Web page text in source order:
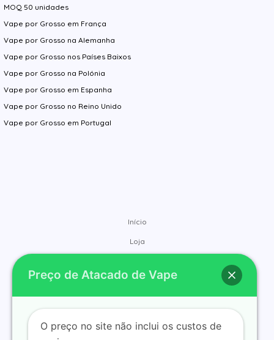
MOQ 50 unidades
Vape por Grosso em França
Vape por Grosso na Alemanha
Vape por Grosso nos Países Baixos
Vape por Grosso na Polónia
Vape por Grosso em Espanha
Vape por Grosso no Reino Unido
Vape por Grosso em Portugal
Início
Loja
Contacto
Preço de Atacado de Vape
O preço no site não inclui os custos de